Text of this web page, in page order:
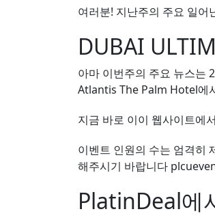
여러분! 지난주의 주요 일어
DUBAI
아마 이번주의 주요 뉴스는
Atlantis The Palm Hotel에
지금 바로 이이 웹사이트에
이벤트 인원의 수는 엄격히
해주시기 바랍니다
PlatinDeal에